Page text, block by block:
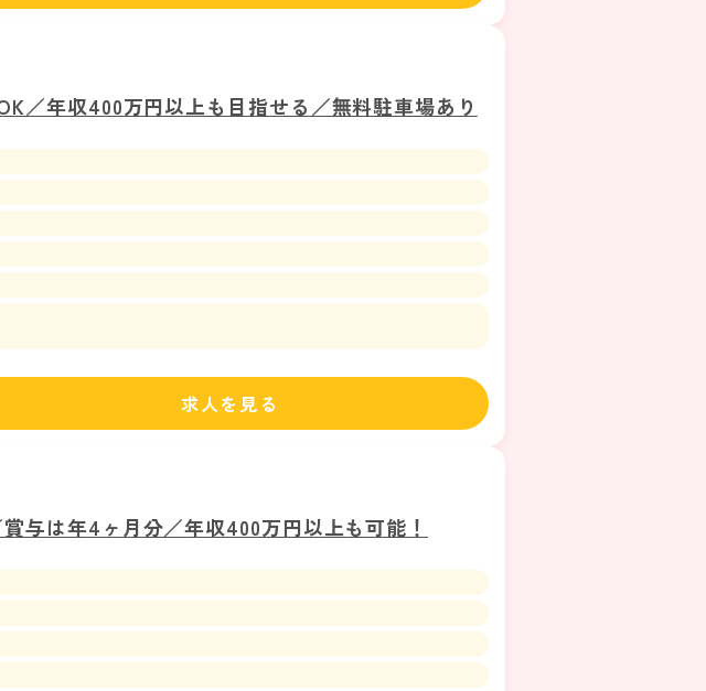
／年収400万円以上も目指せる／無料駐車場あり
求人を見る
与は年4ヶ月分／年収400万円以上も可能！